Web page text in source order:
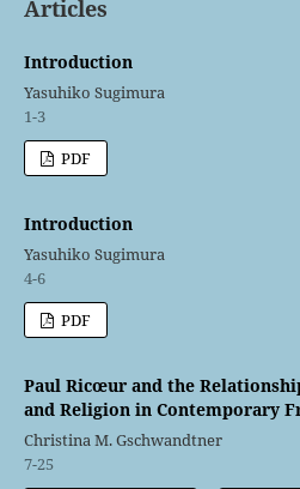
Articles
Introduction
Yasuhiko Sugimura
1-3
PDF
Introduction
Yasuhiko Sugimura
4-6
PDF
Paul Ricœur and the
and Religion in Contemporary
Christina M. Gschwandtner
7-25